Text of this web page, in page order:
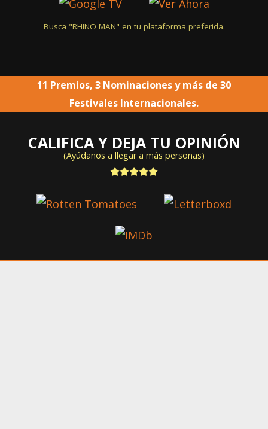
Busca "RHINO MAN" en tu plataforma preferida.
11 Premios, 3 Nominaciones y más de 30
Festivales Internacionales.
CALIFICA Y DEJA TU OPINIÓN
(Ayúdanos a llegar a más personas)